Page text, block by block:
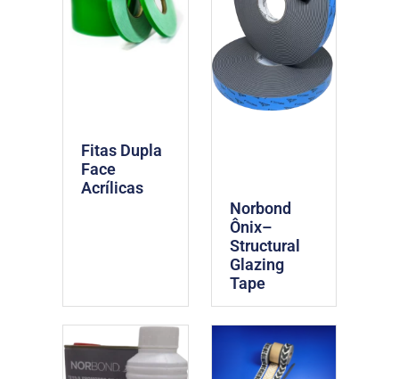
Fitas Dupla
Face
Acrílicas
Norbond
Ônix–
Structural
Glazing
Tape